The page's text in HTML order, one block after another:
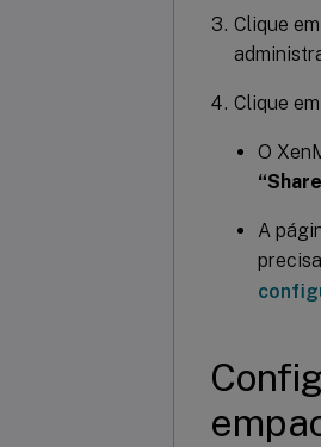
Clique em
Clique em
O
A